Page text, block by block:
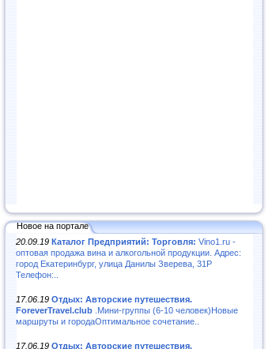
Новое на портале
20.09.19 Каталог Предприятий: Торговля: Vino1.ru -
оптовая продажа вина и алкогольной продукции. Адрес:
город Екатеринбург, улица Данилы Зверева, 31Р
Телефон:..
17.06.19 Отдых: Авторские путешествия.
ForeverTravel.club .Мини-группы (6-10 человек)Новые
маршруты и городаОптимальное сочетание..
17.06.19 Отдых: Авторские путешествия.